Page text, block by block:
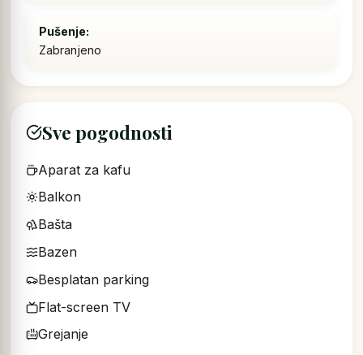
Pušenje:
Zabranjeno
Sve pogodnosti
Aparat za kafu
Balkon
Bašta
Bazen
Besplatan parking
Flat-screen TV
Grejanje